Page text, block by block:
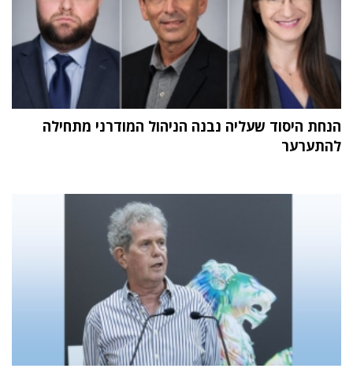
הנחת היסוד שעליה נבנה הניהול המודרני מתחילה
להתערער